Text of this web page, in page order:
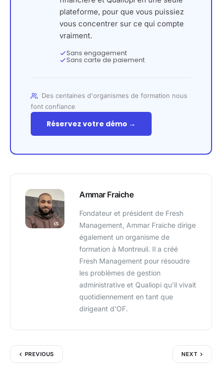
plateforme, pour que vous puissiez
vous concentrer sur ce qui compte
vraiment.
Sans engagement
Sans carte de paiement
Des centaines d'organismes de formation nous
font confiance
Réservez votre démo →
Ammar Fraiche
Fondateur et président de Fresh
Management, Ammar Fraiche dirige
également un organisme de
formation à Montreuil. Il a créé
Fresh Management pour résoudre
les problèmes de gestion
administrative et Qualiopi qu'il vivait
quotidiennement en tant que
dirigeant d'OF.
PREVIOUS NEXT